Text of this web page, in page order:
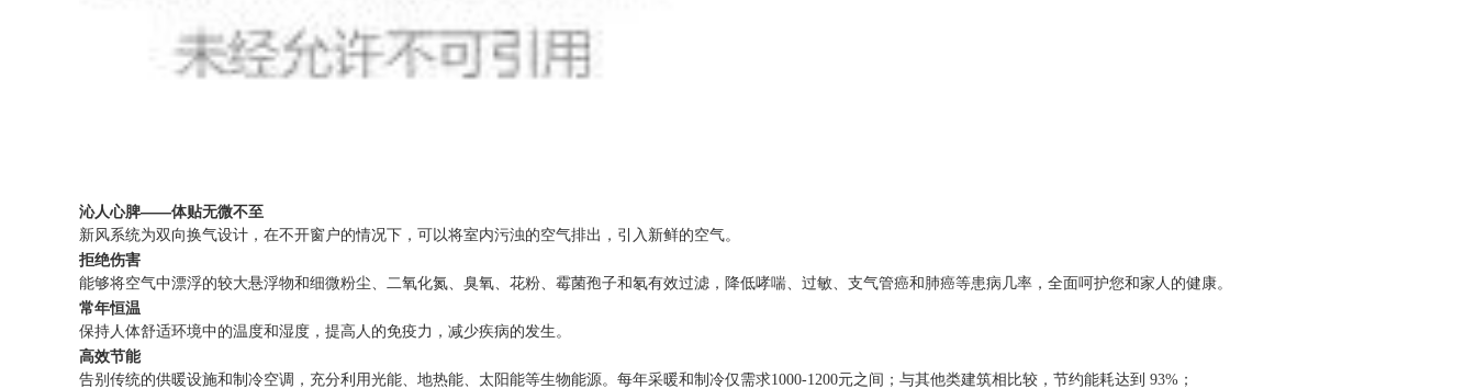
沁人心脾——体贴无微不至
新风系统为双向换气设计，在不开窗户的情况下，可以将室内污浊的空气排出，引入新鲜的空气。
拒绝伤害
能够将空气中漂浮的较大悬浮物和细微粉尘、二氧化氮、臭氧、花粉、霉菌孢子和氡有效过滤，降低哮喘、过敏、支气管癌和肺癌等患病几率，全面呵护您和家人的健康。
常年恒温
保持人体舒适环境中的温度和湿度，提高人的免疫力，减少疾病的发生。
高效节能
告别传统的供暖设施和制冷空调，充分利用光能、地热能、太阳能等生物能源。每年采暖和制冷仅需求1000-1200元之间；与其他类建筑相比较，节约能耗达到 93%；